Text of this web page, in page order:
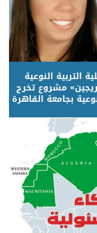
التربية النوعية
مشروع تخرج
بجامعة القاهرة